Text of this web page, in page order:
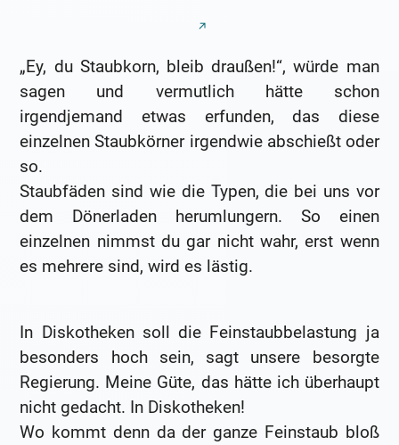
„Ey, du Staubkorn, bleib draußen!“, würde man
sagen und vermutlich hätte schon
irgendjemand etwas erfunden, das diese
einzelnen Staubkörner irgendwie abschießt oder
so.
Staubfäden sind wie die Typen, die bei uns vor
dem Dönerladen herumlungern. So einen
einzelnen nimmst du gar nicht wahr, erst wenn
es mehrere sind, wird es lästig.
In Diskotheken soll die Feinstaubbelastung ja
besonders hoch sein, sagt unsere besorgte
Regierung. Meine Güte, das hätte ich überhaupt
nicht gedacht. In Diskotheken!
Wo kommt denn da der ganze Feinstaub bloß